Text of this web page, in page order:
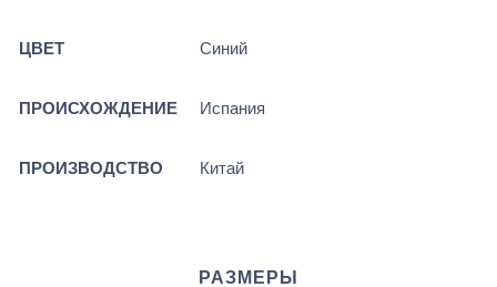
ЦВЕТ Синий
ПРОИСХОЖДЕНИЕ Испания
ПРОИЗВОДСТВО Китай